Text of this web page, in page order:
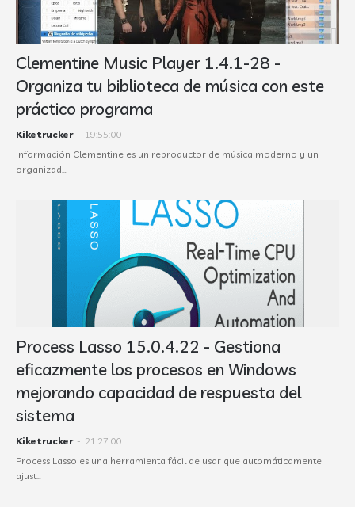
Clementine Music Player 1.4.1-28 -
Organiza tu biblioteca de música con este
práctico programa
Kiketrucker - 19:55:00
Información Clementine es un reproductor de música moderno y un
organizad…
Process Lasso 15.0.4.22 - Gestiona
eficazmente los procesos en Windows
mejorando capacidad de respuesta del
sistema
Kiketrucker - 21:27:00
Process Lasso es una herramienta fácil de usar que automáticamente
ajust…